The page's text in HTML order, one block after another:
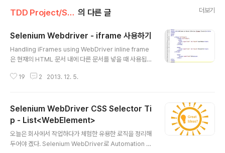
TDD Project/Selenium Web Driver 의 다른 글 더보기
Selenium Webdriver - iframe 사용하기
Handling iFrames using WebDriver inline frame
은 현재의 HTML 문서 내에 다른 문서를 넣을 때 사용됩니
죠. iframe은 별도로 DOM을 가지고 있습니다. iframe을
는 걸 보실 수 있을 겁니다. 안쪽의 iframe으로 가려면 바
깥쪽의 iframe 을 지나가야 되고 또 그 안쪽의 iframe 안
에도 body가 있습니다.그리고 나서 다시 안쪽의 iframe
은 을 나와서 바깥쪽 iframe 까지 나오면 이제 OK 버튼을
보게 됩니다. 테스트를 작성하려면 이 과정을 거쳐야 합니
19 2 2013. 12. 5.
Selenium WebDriver CSS Selector Ti
p - List<WebElement>
오늘은 회사에서 작업하다가 체험한 유용한 로직을 정리해
두어야 겠다. Selenium WebDriver로 Automation T